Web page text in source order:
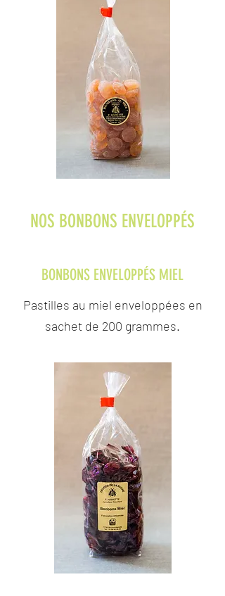
NOS BONBONS ENVELOPPÉS
BONBONS ENVELOPPÉS MIEL
Pastilles au miel enveloppées en
sachet de 200 grammes.